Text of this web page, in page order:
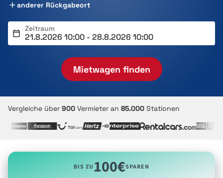
anderer Rückgabeort
Zeitraum
Mietwagen finden
Vergleiche über 900 Vermieter an 85.000 Stationen
BIS ZU100€SPAREN